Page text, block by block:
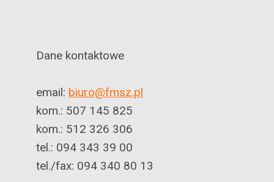
Dane kontaktowe
email: biuro@fmsz.pl
kom.: 507 145 825
kom.: 512 326 306
tel.: 094 343 39 00
tel./fax: 094 340 80 13